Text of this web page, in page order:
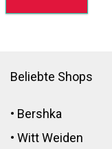
Beliebte Shops
• Bershka
• Witt Weiden